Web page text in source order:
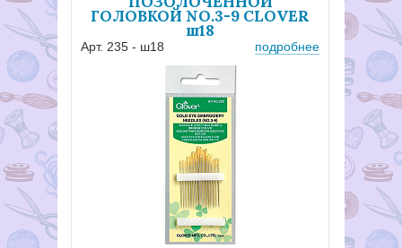
ГОЛОВКОЙ NO.3-9 CLOVER
ш18
Арт. 235 - ш18 подробнее